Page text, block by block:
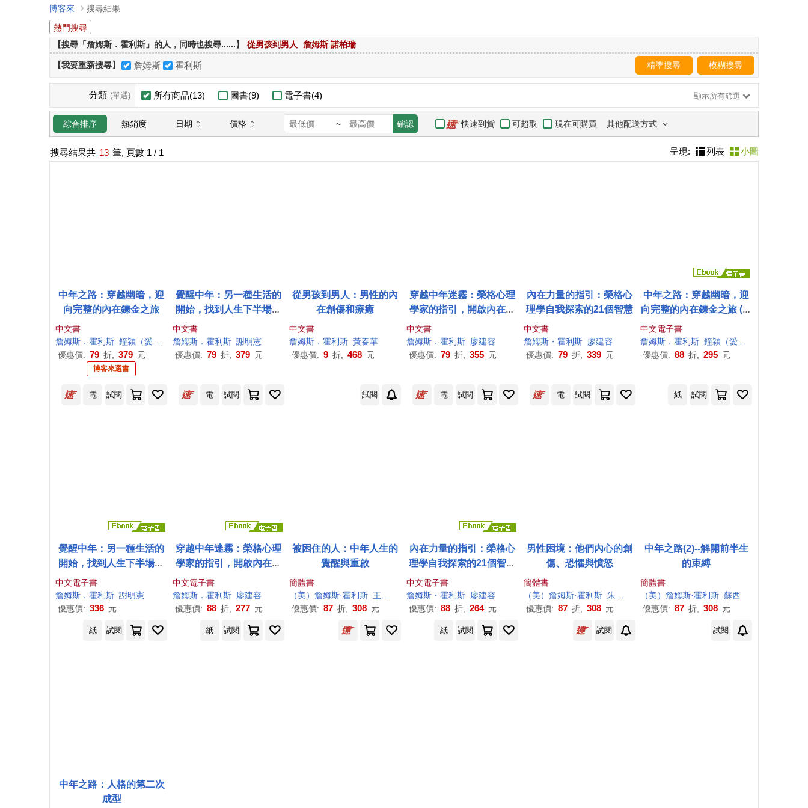
博客來
搜尋結果
熱門搜尋
【搜尋「詹姆斯．霍利斯」的人，同時也搜尋......】
從男孩到男人 詹姆斯 諾柏瑞
【我要重新搜尋】 詹姆斯 霍利斯 精準搜尋 模糊搜尋
分類 (單選) 所有商品(13) 圖書(9) 電子書(4) 顯示所有篩選
綜合排序 熱銷度 日期 價格 ~ 確認 快速到貨 可超取 現在可購買 其他配送方式
搜尋結果共 13 筆, 頁數 1 / 1 呈現: 列表 小圖
中年之路：穿越幽暗，迎
向完整的內在鍊金之旅
中文書
詹姆斯 ． 霍利斯 鐘穎（愛智者）
優惠價: 79 折, 379 元
博客來選書
覺醒中年：另一種生活的
開始，找到人生下半場的
中文書
詹姆斯． 霍利斯 謝明憲
優惠價: 79 折, 379 元
從男孩到男人：男性的內
在創傷和療癒
中文書
詹姆斯 ．霍利斯 黃春華
優惠價: 9 折, 468 元
穿越中年迷霧：榮格心理
學家的指引，開啟內在對
話，理解焦慮、創傷、夢
境、陰影，解答生命難
題，活出自己
中文書
詹姆斯 ．霍利斯 廖建容
優惠價: 79 折, 355 元
內在力量的指引：榮格心
理學自我探索的21個智慧
中文書
詹姆斯・ 霍利斯 廖建容
優惠價: 79 折, 339 元
中年之路：穿越幽暗，迎
向完整的內在鍊金之旅 (電
中文電子書
詹姆斯 ．霍利斯 鐘穎（愛智者）
優惠價: 88 折, 295 元
電 試閱 電 試閱 試閱 電 試閱 電 試閱 紙 試閱
覺醒中年：另一種生活的
開始，找到人生下半場的
意義 (電子書)
中文電子書
詹姆斯 ． 霍利斯 謝明憲
優惠價: 336 元
穿越中年迷霧：榮格心理
學家的指引，開啟內在對
話，理解焦慮、創傷、夢
境、陰影，解答生命難
題，活出自己 (電子書)
中文電子書
詹姆斯． 霍利斯 廖建容
優惠價: 88 折, 277 元
被困住的人：中年人生的
覺醒與重啟
簡體書
（美）詹姆斯·霍利斯 王學富
優惠價: 87 折, 308 元
內在力量的指引：榮格心
理學自我探索的21個智慧
(電子書)
中文電子書
詹姆斯 ・霍利斯 廖建容
優惠價: 88 折, 264 元
男性困境：他們內心的創
傷、恐懼與憤怒
簡體書
（美） 詹姆斯·霍利斯 朱倩倩
優惠價: 87 折, 308 元
中年之路(2)--解開前半生
的束縛
簡體書
（美）詹姆斯·霍利斯 蘇西
優惠價: 87 折, 308 元
紙 試閱 紙 試閱 紙 試閱 試閱 試閱
中年之路：人格的第二次
成型